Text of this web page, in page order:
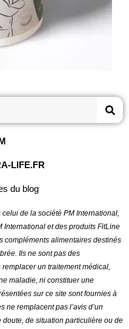
LIFE.FR
du blog
celui de la société PM International,
International et des produits FitLine
compléments alimentaires destinés
Ils ne sont pas des
un traitement médical,
maladie, ni constituer une
sur ce site sont fournies à
ne remplacent pas l’avis d’un
de situation particulière ou de